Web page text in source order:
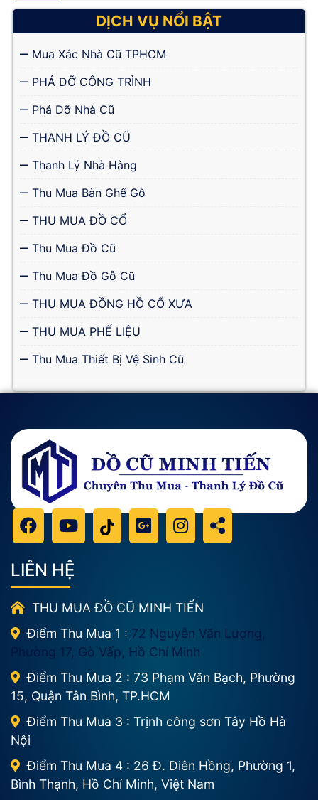
DỊCH VỤ NỔI BẬT
Mua Xác Nhà Cũ TPHCM
PHÁ DỠ CÔNG TRÌNH
Phá Dỡ Nhà Cũ
THANH LÝ ĐỒ CŨ
Thanh Lý Nhà Hàng
Thu Mua Bàn Ghế Gỗ
THU MUA ĐỒ CỔ
Thu Mua Đồ Cũ
Thu Mua Đồ Gỗ Cũ
THU MUA ĐỒNG HỒ CỔ XƯA
THU MUA PHẾ LIỆU
Thu Mua Thiết Bị Vệ Sinh Cũ
LIÊN HỆ
THU MUA ĐỒ CŨ MINH TIẾN
Điểm Thu Mua 1 : 72 Nguyễn Văn Lượng,
Phường 17, Gò Vấp, Hồ Chí Minh
Điểm Thu Mua 2 : 73 Phạm Văn Bạch, Phường
15, Quận Tân Bình, TP.HCM
Điểm Thu Mua 3 : Trịnh công sơn Tây Hồ Hà
Nội
Điểm Thu Mua 4 : 26 Đ. Diên Hồng, Phường 1,
Bình Thạnh, Hồ Chí Minh, Việt Nam